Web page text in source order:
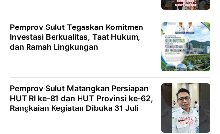
Pemprov Sulut Tegaskan Komitmen
Investasi Berkualitas, Taat Hukum,
dan Ramah Lingkungan
Pemprov Sulut Matangkan Persiapan
HUT RI ke-81 dan HUT Provinsi ke-62,
Rangkaian Kegiatan Dibuka 31 Juli